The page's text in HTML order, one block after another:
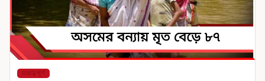
গুরুত্বপূর্ণ